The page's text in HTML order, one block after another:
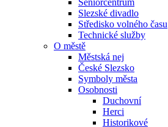
Seniorcentrum
Slezské divadlo
Středisko volného času
Technické služby
O městě
Městská nej
České Slezsko
Symboly města
Osobnosti
Duchovní
Herci
Historikové